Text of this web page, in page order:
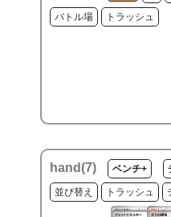
バトル場 トラッシュ
hand(7) ベンチ+
並び替え トラッシュ